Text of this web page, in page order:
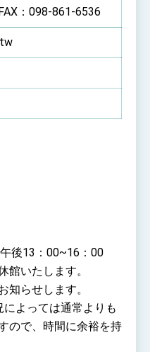
：098-861-6536
後13：00~16：00
館いたします。
知らせします。
よっては通常よりも
ので、時間に余裕を持